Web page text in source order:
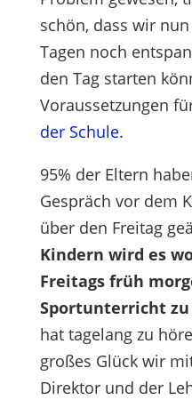
schön, dass wir
Tagen noch
den Tag starten
Voraussetzungen
der Schule.
95% der Eltern
Gespräch vor dem
über den Freitag
Kindern wird es
Freitags früh
Sportunterricht
hat tagelang zu
großes Glück wir
Direktor und der